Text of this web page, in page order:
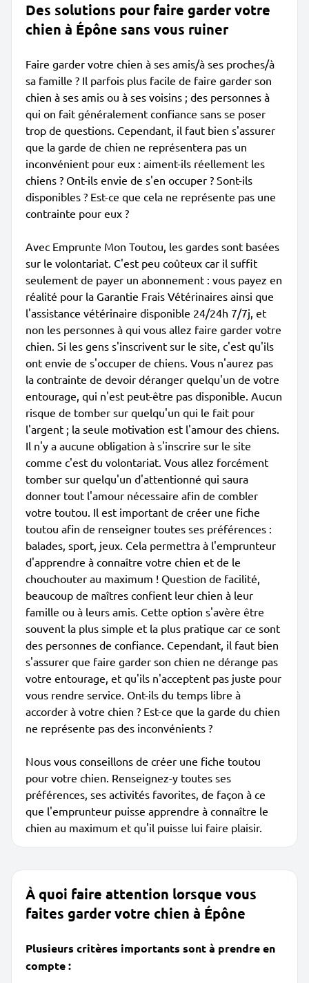
Des solutions pour faire garder votre
chien à Épône sans vous ruiner
Faire garder votre chien à ses amis/à ses proches/à
sa famille ? Il parfois plus facile de faire garder son
chien à ses amis ou à ses voisins ; des personnes à
qui on fait généralement confiance sans se poser
trop de questions. Cependant, il faut bien s'assurer
que la garde de chien ne représentera pas un
inconvénient pour eux : aiment-ils réellement les
chiens ? Ont-ils envie de s'en occuper ? Sont-ils
disponibles ? Est-ce que cela ne représente pas une
contrainte pour eux ?
Avec Emprunte Mon Toutou, les gardes sont basées
sur le volontariat. C'est peu coûteux car il suffit
seulement de payer un abonnement : vous payez en
réalité pour la Garantie Frais Vétérinaires ainsi que
l'assistance vétérinaire disponible 24/24h 7/7j, et
non les personnes à qui vous allez faire garder votre
chien. Si les gens s'inscrivent sur le site, c'est qu'ils
ont envie de s'occuper de chiens. Vous n'aurez pas
la contrainte de devoir déranger quelqu'un de votre
entourage, qui n'est peut-être pas disponible. Aucun
risque de tomber sur quelqu'un qui le fait pour
l'argent ; la seule motivation est l'amour des chiens.
Il n'y a aucune obligation à s'inscrire sur le site
comme c'est du volontariat. Vous allez forcément
tomber sur quelqu'un d'attentionné qui saura
donner tout l'amour nécessaire afin de combler
votre toutou. Il est important de créer une fiche
toutou afin de renseigner toutes ses préférences :
balades, sport, jeux. Cela permettra à l'emprunteur
d'apprendre à connaître votre chien et de le
chouchouter au maximum ! Question de facilité,
beaucoup de maîtres confient leur chien à leur
famille ou à leurs amis. Cette option s'avère être
souvent la plus simple et la plus pratique car ce sont
des personnes de confiance. Cependant, il faut bien
s'assurer que faire garder son chien ne dérange pas
votre entourage, et qu'ils n'acceptent pas juste pour
vous rendre service. Ont-ils du temps libre à
accorder à votre chien ? Est-ce que la garde du chien
ne représente pas des inconvénients ?
Nous vous conseillons de créer une fiche toutou
pour votre chien. Renseignez-y toutes ses
préférences, ses activités favorites, de façon à ce
que l'emprunteur puisse apprendre à connaître le
chien au maximum et qu'il puisse lui faire plaisir.
À quoi faire attention lorsque vous
faites garder votre chien à Épône
Plusieurs critères importants sont à prendre en
compte :